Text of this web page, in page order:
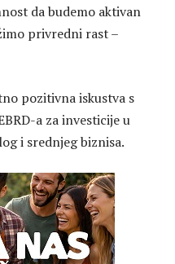
da budemo aktivan
privredni rast –
pozitivna iskustva s
a za investicije u
i srednjeg biznisa.